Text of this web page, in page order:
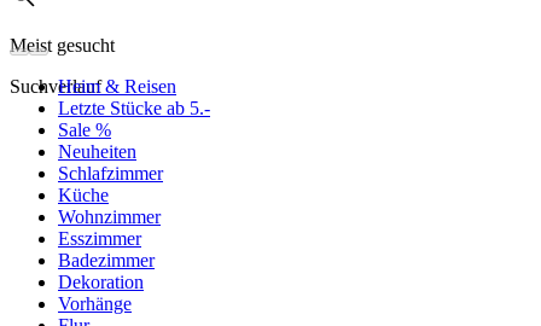
Meist gesucht
SuchverlaufHeim & Reisen
Letzte Stücke ab 5.-
Sale %
Neuheiten
Schlafzimmer
Küche
Wohnzimmer
Esszimmer
Badezimmer
Dekoration
Vorhänge